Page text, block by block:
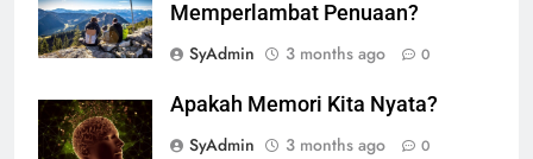
Memperlambat Penuaan?
SyAdmin
3 months ago 0
Apakah Memori Kita Nyata?
SyAdmin
3 months ago 0